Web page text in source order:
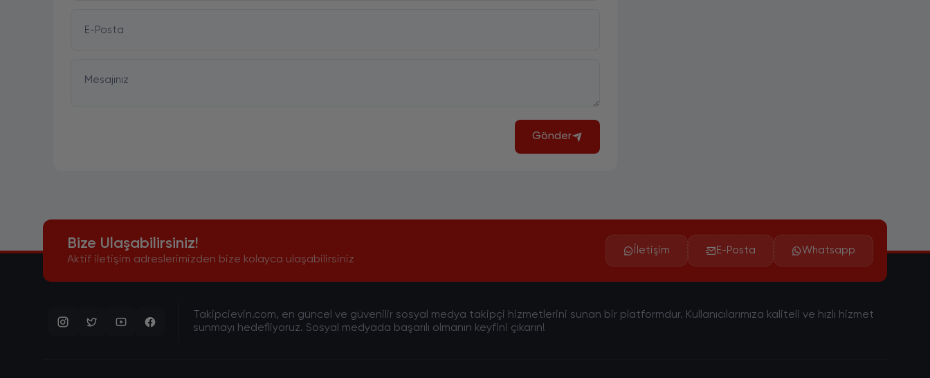
E-Posta
Mesajınız
Gönder
Bize Ulaşabilirsiniz!
Aktif iletişim adreslerimizden bize kolayca ulaşabilirsiniz
İletişim E-Posta Whatsapp
Takipcievin.com, en güncel ve güvenilir sosyal medya takipçi hizmetlerini sunan bir platformdur. Kullanıcılarımıza kaliteli ve hızlı hizmet
sunmayı hedefliyoruz. Sosyal medyada başarılı olmanın keyfini çıkarın!